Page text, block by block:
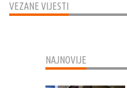
VEZANE VIJESTI
NAJNOVIJE